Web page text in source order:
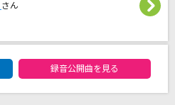
さん
録音公開曲を見る